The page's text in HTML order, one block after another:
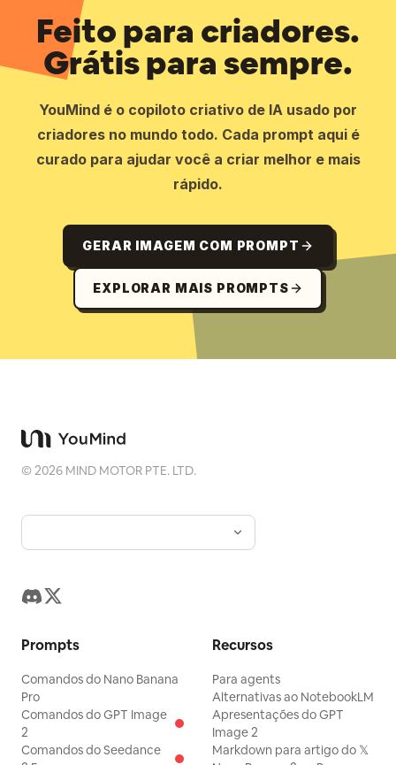
Feito para criadores.
Grátis para sempre.
YouMind é o copiloto criativo de IA usado por
criadores no mundo todo. Cada prompt aqui é
curado para ajudar você a criar melhor e mais
rápido.
GERAR IMAGEM COM PROMPT
EXPLORAR MAIS PROMPTS
©2026 MIND MOTOR PTE. LTD.
Prompts
Comandos do Nano Banana
Pro
Comandos do GPT Image
2
Comandos do Seedance
Recursos
Para agents
Alternativas ao NotebookLM
Apresentações do GPT
Image 2
Markdown para artigo do 𝕏